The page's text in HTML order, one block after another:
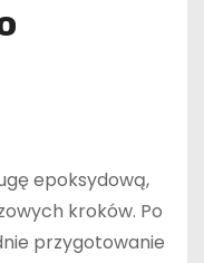
epoksydową,
kroków. Po
przygotowanie